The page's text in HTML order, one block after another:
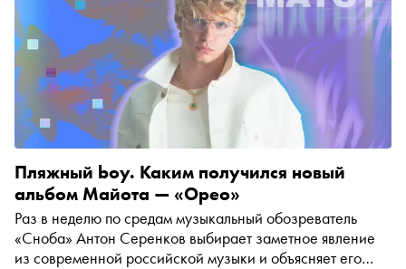
Пляжный boy. Каким получился новый
альбом Майота — «Орео»
Раз в неделю по средам музыкальный обозреватель
«Сноба» Антон Серенков выбирает заметное явление
из современной российской музыки и объясняет его